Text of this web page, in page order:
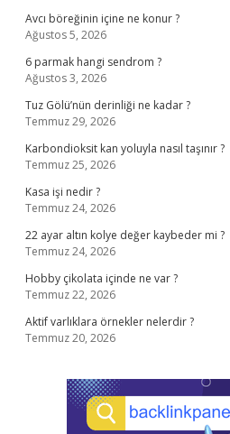
Avcı böreğinin içine ne konur ?
Ağustos 5, 2026
6 parmak hangi sendrom ?
Ağustos 3, 2026
Tuz Gölü’nün derinliği ne kadar ?
Temmuz 29, 2026
Karbondioksit kan yoluyla nasıl taşınır ?
Temmuz 25, 2026
Kasa işi nedir ?
Temmuz 24, 2026
22 ayar altın kolye değer kaybeder mi ?
Temmuz 24, 2026
Hobby çikolata içinde ne var ?
Temmuz 22, 2026
Aktif varlıklara örnekler nelerdir ?
Temmuz 20, 2026